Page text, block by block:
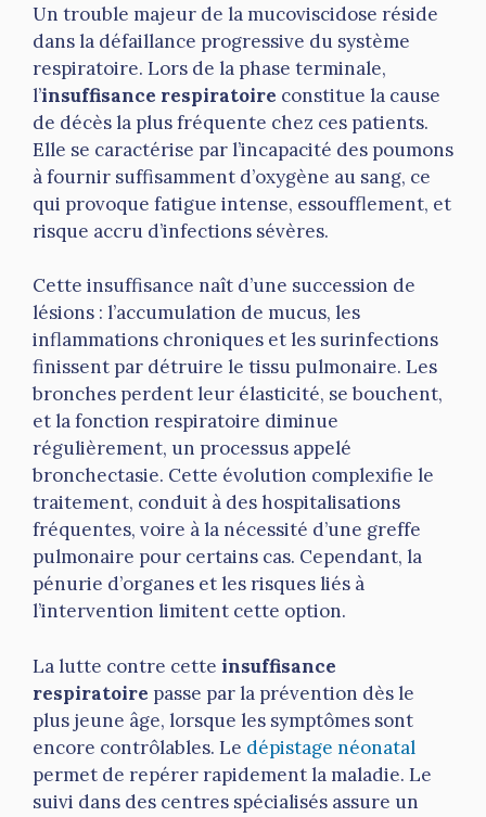
Un trouble majeur de la mucoviscidose réside
dans la défaillance progressive du système
respiratoire. Lors de la phase terminale,
l’insuffisance respiratoire constitue la cause
de décès la plus fréquente chez ces patients.
Elle se caractérise par l’incapacité des poumons
à fournir suffisamment d’oxygène au sang, ce
qui provoque fatigue intense, essoufflement, et
risque accru d’infections sévères.
Cette insuffisance naît d’une succession de
lésions : l’accumulation de mucus, les
inflammations chroniques et les surinfections
finissent par détruire le tissu pulmonaire. Les
bronches perdent leur élasticité, se bouchent,
et la fonction respiratoire diminue
régulièrement, un processus appelé
bronchectasie. Cette évolution complexifie le
traitement, conduit à des hospitalisations
fréquentes, voire à la nécessité d’une greffe
pulmonaire pour certains cas. Cependant, la
pénurie d’organes et les risques liés à
l’intervention limitent cette option.
La lutte contre cette insuffisance
respiratoire passe par la prévention dès le
plus jeune âge, lorsque les symptômes sont
encore contrôlables. Le dépistage néonatal
permet de repérer rapidement la maladie. Le
suivi dans des centres spécialisés assure un